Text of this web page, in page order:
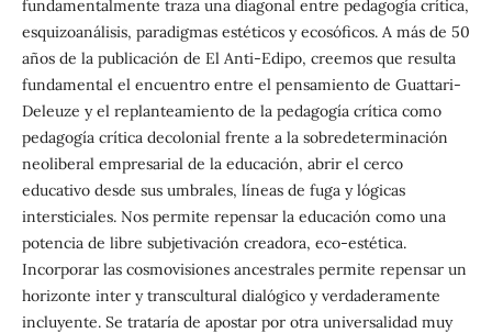
fundamentalmente traza una diagonal entre pedagogía crítica,
esquizoanálisis, paradigmas estéticos y ecosóficos. A más de 50
años de la publicación de El Anti-Edipo, creemos que resulta
fundamental el encuentro entre el pensamiento de Guattari-
Deleuze y el replanteamiento de la pedagogía crítica como
pedagogía crítica decolonial frente a la sobredeterminación
neoliberal empresarial de la educación, abrir el cerco
educativo desde sus umbrales, líneas de fuga y lógicas
intersticiales. Nos permite repensar la educación como una
potencia de libre subjetivación creadora, eco-estética.
Incorporar las cosmovisiones ancestrales permite repensar un
horizonte inter y transcultural dialógico y verdaderamente
incluyente. Se trataría de apostar por otra universalidad muy